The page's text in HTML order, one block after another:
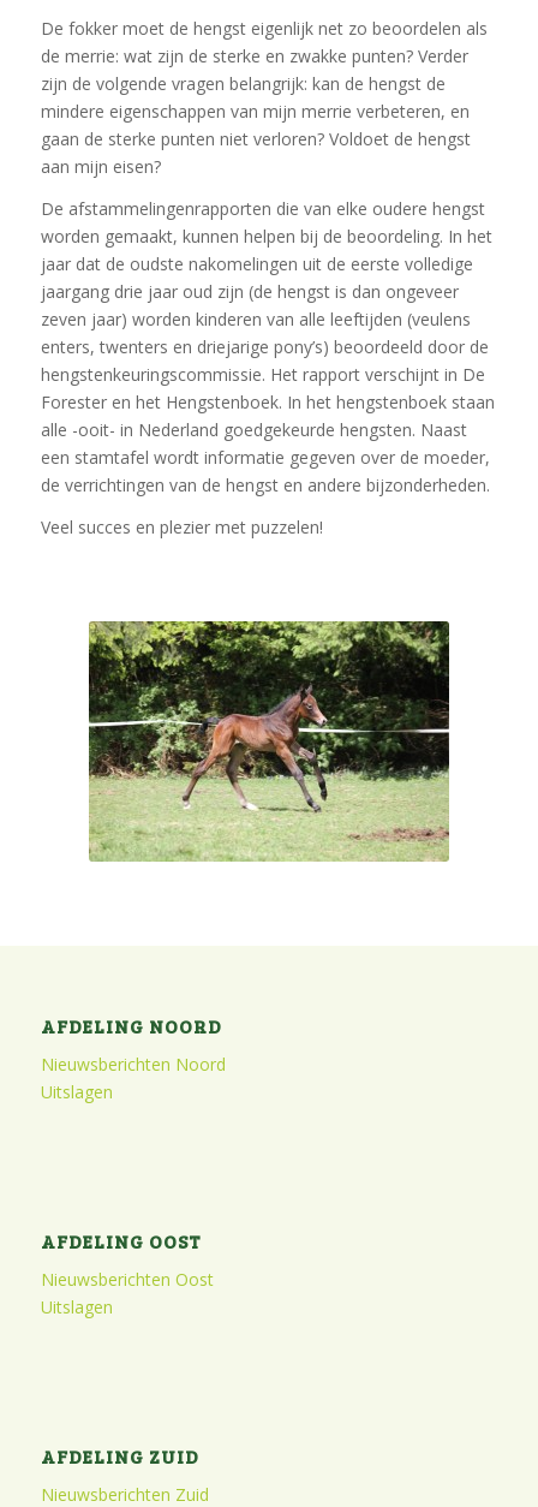
De fokker moet de hengst eigenlijk net zo beoordelen als
de merrie: wat zijn de sterke en zwakke punten? Verder
zijn de volgende vragen belangrijk: kan de hengst de
mindere eigenschappen van mijn merrie verbeteren, en
gaan de sterke punten niet verloren? Voldoet de hengst
aan mijn eisen?
De afstammelingenrapporten die van elke oudere hengst
worden gemaakt, kunnen helpen bij de beoordeling. In het
jaar dat de oudste nakomelingen uit de eerste volledige
jaargang drie jaar oud zijn (de hengst is dan ongeveer
zeven jaar) worden kinderen van alle leeftijden (veulens
enters, twenters en driejarige pony’s) beoordeeld door de
hengstenkeuringscommissie. Het rapport verschijnt in De
Forester en het Hengstenboek. In het hengstenboek staan
alle -ooit- in Nederland goedgekeurde hengsten. Naast
een stamtafel wordt informatie gegeven over de moeder,
de verrichtingen van de hengst en andere bijzonderheden.
Veel succes en plezier met puzzelen!
AFDELING NOORD
Nieuwsberichten Noord
Uitslagen
AFDELING OOST
Nieuwsberichten Oost
Uitslagen
AFDELING ZUID
Nieuwsberichten Zuid